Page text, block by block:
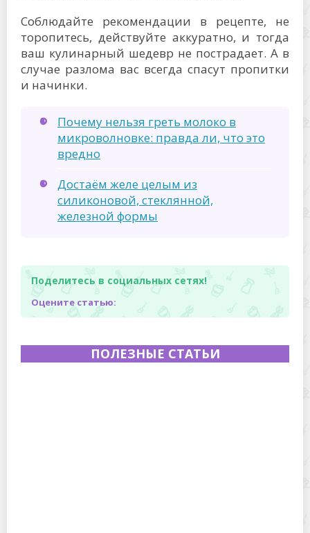
Соблюдайте рекомендации в рецепте, не
торопитесь, действуйте аккуратно, и тогда
ваш кулинарный шедевр не пострадает. А в
случае разлома вас всегда спасут пропитки
и начинки.
Почему нельзя греть молоко в
микроволновке: правда ли, что это
вредно
Достаём желе целым из
силиконовой, стеклянной,
железной формы
Поделитесь в социальных сетях!
Оцените статью:
ПОЛЕЗНЫЕ СТАТЬИ